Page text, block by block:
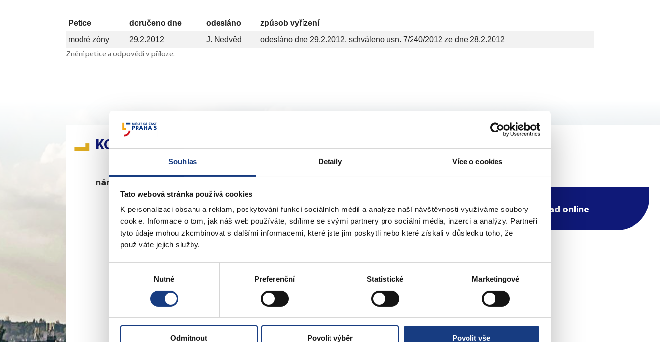
Souhlas Detaily Více o cookies
Tato webová stránka používá cookies
K personalizaci obsahu a reklam, poskytování funkcí sociálních médií a analýze naší návštěvnosti využíváme soubory
cookie. Informace o tom, jak náš web používáte, sdílíme se svými partnery pro sociální média, inzerci a analýzy. Partneři
tyto údaje mohou zkombinovat s dalšími informacemi, které jste jim poskytli nebo které získali v důsledku toho, že
používáte jejich služby.
Nutné Preferenční Statistické Marketingové
Odmítnout Povolit výběr Povolit vše
Petice doručeno dne odesláno
způsob vyřízení
modré zóny
29.2.2012 J. Nedvěd odesláno dne 29.2.2012, schváleno usn. 7/240/2012 ze dne 28.2.2012
Znění petice a odpovědi v příloze.
KONTAKTY
nám. 14. října 4
Sociální záležitosti
Živnostenské
záležitosti
Stavební záležitosti
Školské záležitosti
Přestupky dopravní -
odpovědnost
Lovecké a rybářské
Vedení MČ
Osobní doklady
Czech POINT
Poplatky
Přestupky obecné
Preslova 5
Objednejte se na úřad online